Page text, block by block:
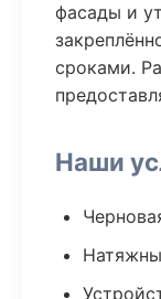
фасады и
сроками.
Наши